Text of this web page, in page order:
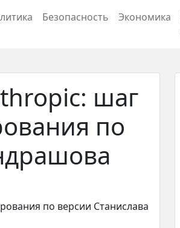
Безопасность Экономика
шаг
по